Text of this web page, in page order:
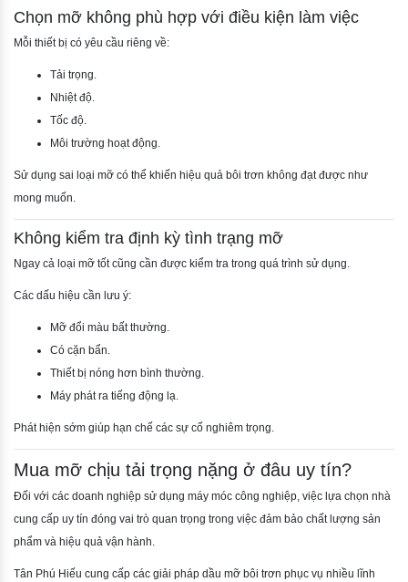
Chọn mỡ không phù hợp với điều kiện làm việc
Mỗi thiết bị có yêu cầu riêng về:
Tải trọng.
Nhiệt độ.
Tốc độ.
Môi trường hoạt động.
Sử dụng sai loại mỡ có thể khiến hiệu quả bôi trơn không đạt được như
mong muốn.
Không kiểm tra định kỳ tình trạng mỡ
Ngay cả loại mỡ tốt cũng cần được kiểm tra trong quá trình sử dụng.
Các dấu hiệu cần lưu ý:
Mỡ đổi màu bất thường.
Có cặn bẩn.
Thiết bị nóng hơn bình thường.
Máy phát ra tiếng động lạ.
Phát hiện sớm giúp hạn chế các sự cố nghiêm trọng.
Mua mỡ chịu tải trọng nặng ở đâu uy tín?
Đối với các doanh nghiệp sử dụng máy móc công nghiệp, việc lựa chọn nhà
cung cấp uy tín đóng vai trò quan trọng trong việc đảm bảo chất lượng sản
phẩm và hiệu quả vận hành.
Tân Phú Hiếu cung cấp các giải pháp dầu mỡ bôi trơn phục vụ nhiều lĩnh